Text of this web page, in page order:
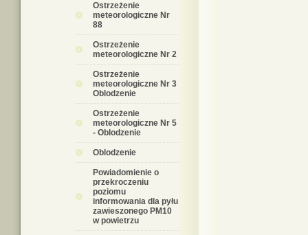
Ostrzeżenie
meteorologiczne Nr
88
Ostrzeżenie
meteorologiczne Nr 2
Ostrzeżenie
meteorologiczne Nr 3
Oblodzenie
Ostrzeżenie
meteorologiczne Nr 5
- Oblodzenie
Oblodzenie
Powiadomienie o
przekroczeniu
poziomu
informowania dla pyłu
zawieszonego PM10
w powietrzu